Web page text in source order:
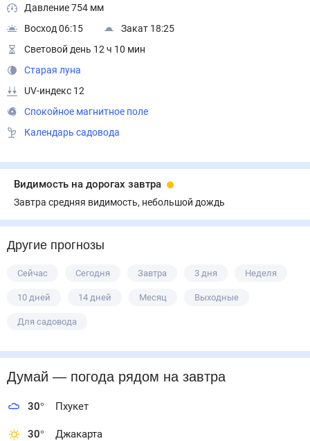
Давление 754 мм
Восход 06:15
Закат 18:25
Световой день 12 ч 10 мин
Старая луна
UV-индекс 12
Спокойное магнитное поле
Календарь садовода
Видимость на дорогах завтра
Завтра средняя видимость, небольшой дождь
Другие прогнозы
Сейчас Сегодня Завтра 3 дня Неделя
10 дней 14 дней Месяц Выходные
Для садовода
Думай — погода рядом на завтра
30° Пхукет
30° Джакарта